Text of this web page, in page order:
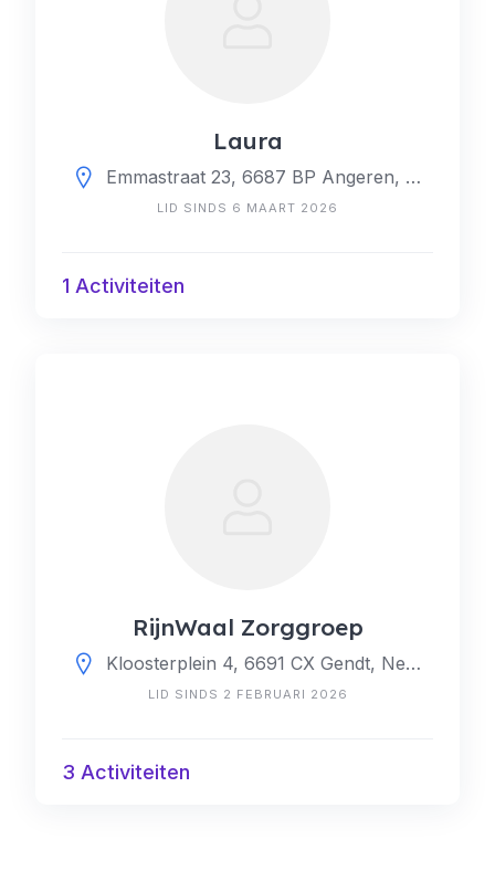
Laura
Emmastraat 23, 6687 BP Angeren, Nederland
LID SINDS 6 MAART 2026
1 Activiteiten
RijnWaal Zorggroep
Kloosterplein 4, 6691 CX Gendt, Nederland
LID SINDS 2 FEBRUARI 2026
3 Activiteiten